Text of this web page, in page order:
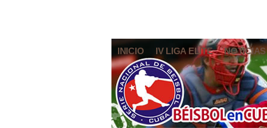
INICIO IV LIGA ELITE NOTICIAS